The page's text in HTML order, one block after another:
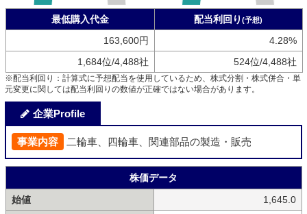
最低購入代金 配当利回り (予想)
163,600円
4.28%
1,684位/4,488社
524位/4,488社
※配当利回り：計算式に予想配当を使用しているため、株式分割・株式併合・単
元変更に関しては配当利回りの数値が正確ではない場合があります。
企業Profile
事業内容 二輪車、四輪車、関連部品の製造・販売
株価データ
始値
1,645.0